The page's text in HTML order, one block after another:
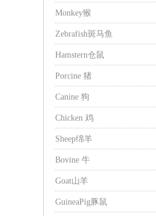
Monkey猴
Zebrafish斑马鱼
Hamstern仓鼠
Porcine 猪
Canine 狗
Chicken 鸡
Sheep绵羊
Bovine 牛
Goat山羊
GuineaPig豚鼠